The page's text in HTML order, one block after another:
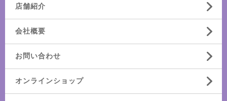
店舗紹介
会社概要
お問い合わせ
オンラインショップ